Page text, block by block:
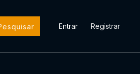
Entrar Registrar